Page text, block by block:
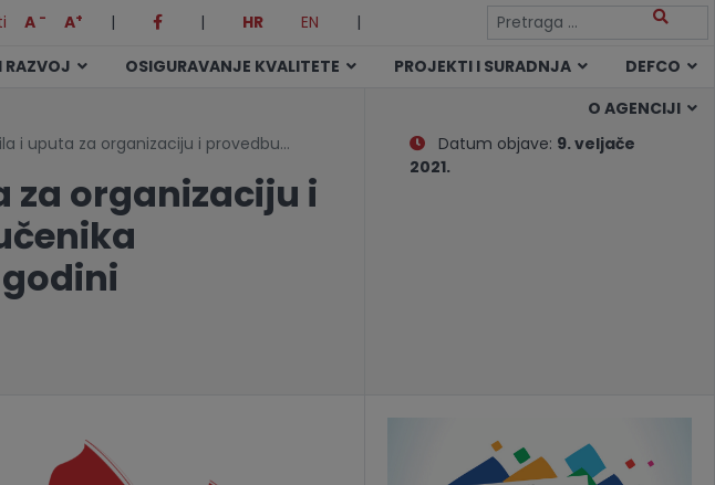
A - A+ | | HR EN
|
RAZVOJ OSIGURAVANJE KVALITETE PROJEKTI I SURADNJA
DEFCO
O AGENCIJI
i uputa za organizaciju i provedbu…
za organizaciju i
Datum objave: 9. veljače
2021.